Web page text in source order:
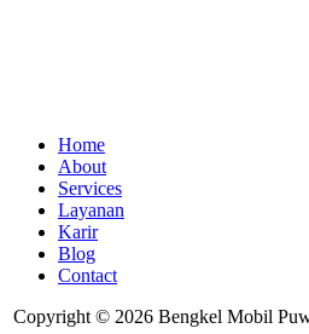
Home
About
Services
Layanan
Karir
Blog
Contact
Copyright © 2026 Bengkel Mobil